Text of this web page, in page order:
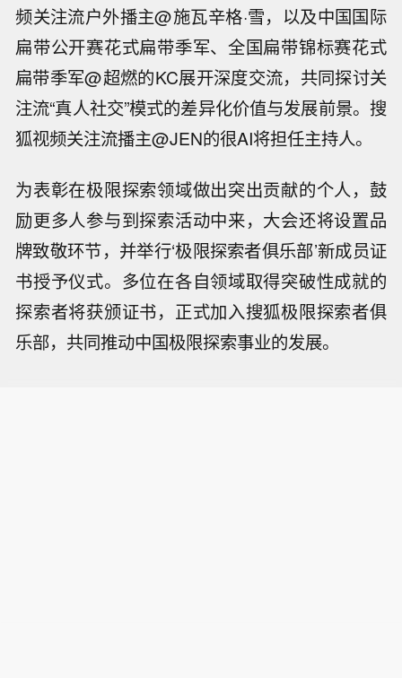
频关注流户外播主@施瓦辛格·雪，以及中国国际
扁带公开赛花式扁带季军、全国扁带锦标赛花式
扁带季军@超燃的KC展开深度交流，共同探讨关
注流“真人社交”模式的差异化价值与发展前景。搜
狐视频关注流播主@JEN的很AI将担任主持人。
为表彰在极限探索领域做出突出贡献的个人，鼓
励更多人参与到探索活动中来，大会还将设置品
牌致敬环节，并举行‘极限探索者俱乐部’新成员证
书授予仪式。多位在各自领域取得突破性成就的
探索者将获颁证书，正式加入搜狐极限探索者俱
乐部，共同推动中国极限探索事业的发展。